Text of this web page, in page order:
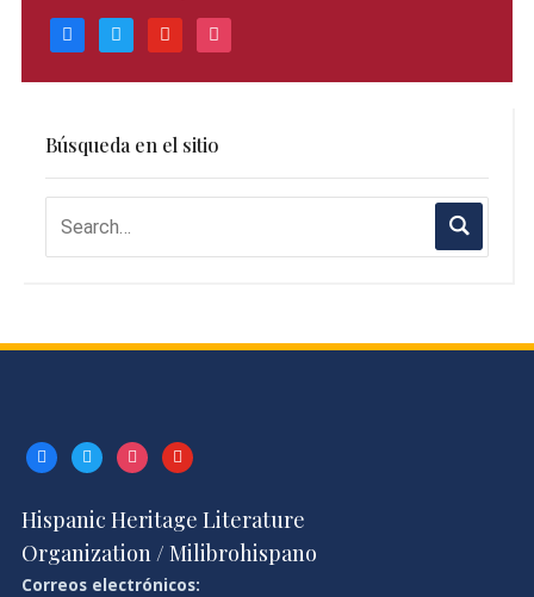
facebooktwitter youtube instagram
Búsqueda en el sitio
facebooktwitterinstagramyoutube
Hispanic Heritage Literature
Organization / Milibrohispano
Correos electrónicos: